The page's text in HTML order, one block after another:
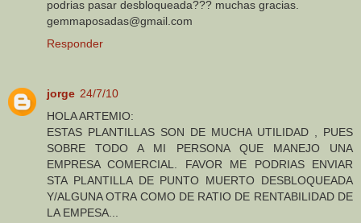
podrias pasar desbloqueada??? muchas gracias.
gemmaposadas@gmail.com
Responder
jorge 24/7/10
HOLA ARTEMIO:
ESTAS PLANTILLAS SON DE MUCHA UTILIDAD , PUES
SOBRE TODO A MI PERSONA QUE MANEJO UNA
EMPRESA COMERCIAL. FAVOR ME PODRIAS ENVIAR
STA PLANTILLA DE PUNTO MUERTO DESBLOQUEADA
Y/ALGUNA OTRA COMO DE RATIO DE RENTABILIDAD DE
LA EMPESA...